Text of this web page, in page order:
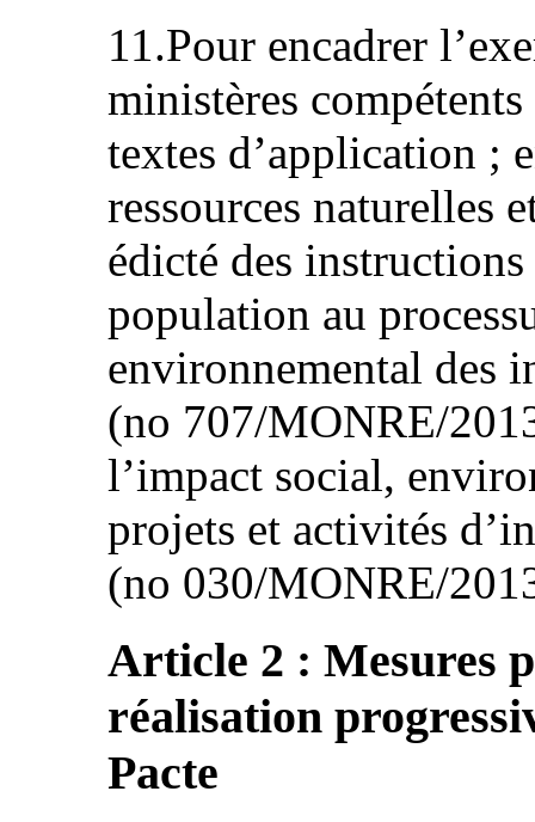
11.Pour encadrer
ministères
textes d’application ;
ressources naturelles
édicté des
population au
environnemental des
(no 707/MONRE/
l’impact social,
projets et activités
(no 030/MONRE/
Article 2 : Mesures
réalisation
Pacte